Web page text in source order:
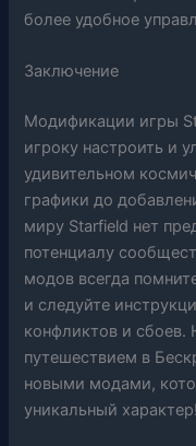
более удобное
Заключение
Модификации игры
игроку настроить и
удивительном
графики до
миру Starfield нет
потенциалу
модов всегда
и следуйте
конфликтов и
путешествием в
новыми модами,
уникальный характер!